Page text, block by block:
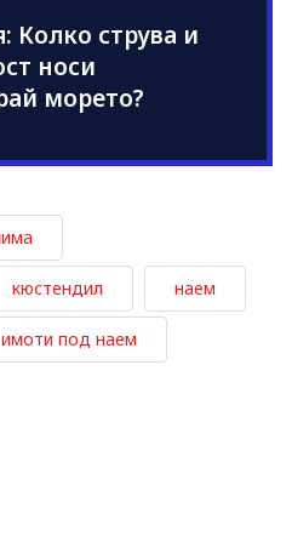
Колко струва и
носи
морето?
кюстендил наем
имоти под наем